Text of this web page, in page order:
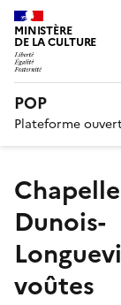
MINISTÈRE
DE LA CULTURE
POP
Plateforme
Chapelle
Dunois-
voûtes